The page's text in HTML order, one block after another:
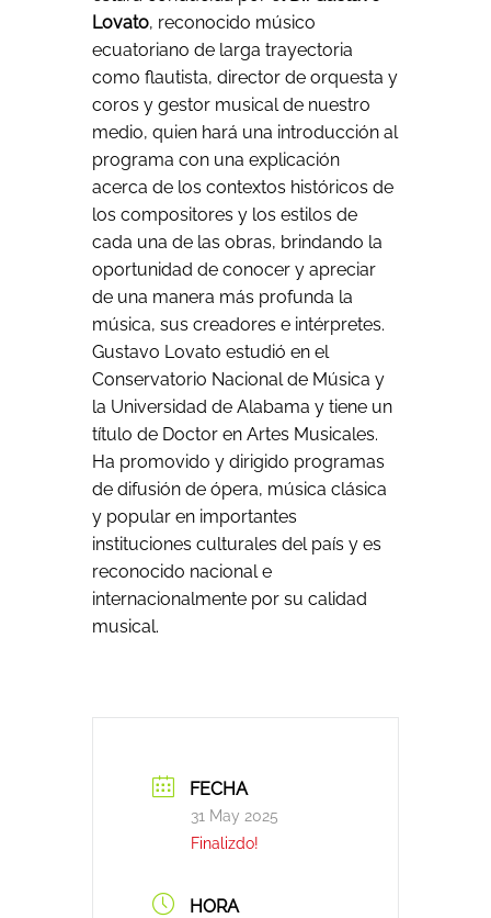
Lovato, reconocido músico
ecuatoriano de larga trayectoria
como flautista, director de orquesta y
coros y gestor musical de nuestro
medio, quien hará una introducción al
programa con una explicación
acerca de los contextos históricos de
los compositores y los estilos de
cada una de las obras, brindando la
oportunidad de conocer y apreciar
de una manera más profunda la
música, sus creadores e intérpretes.
Gustavo Lovato estudió en el
Conservatorio Nacional de Música y
la Universidad de Alabama y tiene un
título de Doctor en Artes Musicales.
Ha promovido y dirigido programas
de difusión de ópera, música clásica
y popular en importantes
instituciones culturales del país y es
reconocido nacional e
internacionalmente por su calidad
musical.
FECHA
31 May 2025
Finalizdo!
HORA